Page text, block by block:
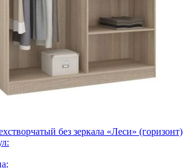
без зеркала «Леси» (горизонт)